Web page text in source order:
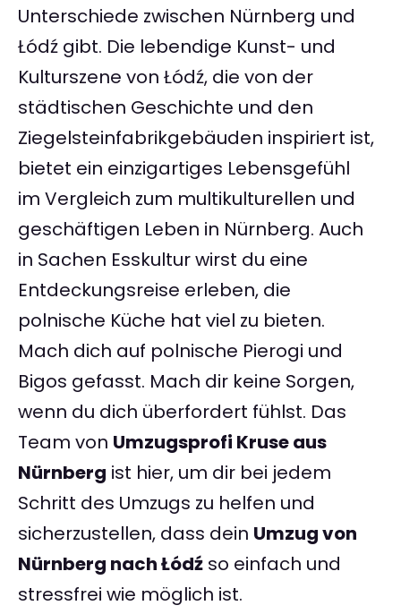
Unterschiede zwischen Nürnberg und
Łódź gibt. Die lebendige Kunst- und
Kulturszene von Łódź, die von der
städtischen Geschichte und den
Ziegelsteinfabrikgebäuden inspiriert ist,
bietet ein einzigartiges Lebensgefühl
im Vergleich zum multikulturellen und
geschäftigen Leben in Nürnberg. Auch
in Sachen Esskultur wirst du eine
Entdeckungsreise erleben, die
polnische Küche hat viel zu bieten.
Mach dich auf polnische Pierogi und
Bigos gefasst. Mach dir keine Sorgen,
wenn du dich überfordert fühlst. Das
Team von Umzugsprofi Kruse aus
Nürnberg ist hier, um dir bei jedem
Schritt des Umzugs zu helfen und
sicherzustellen, dass dein Umzug von
Nürnberg nach Łódź so einfach und
stressfrei wie möglich ist.